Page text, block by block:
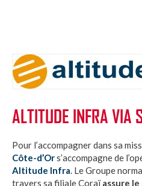
ALTITUDE INFRA VIA
Pour l’accompagner dans sa
Côte-d’Ors’accompagne de
Altitude Infra. Le Groupe
travers sa filiale Coraï assure